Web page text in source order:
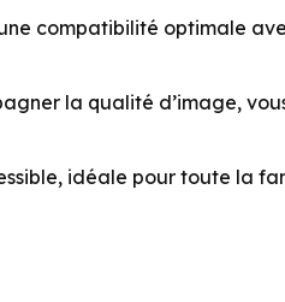
compatibilité optimale
la qualité d’image,
idéale pour toute la